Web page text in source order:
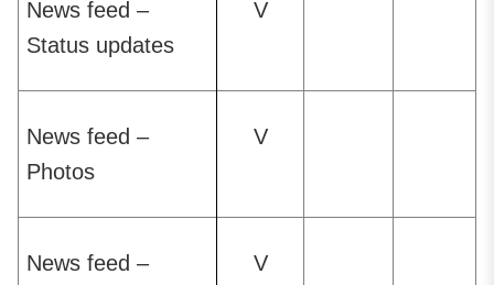
News feed –
Status updates
V
News feed –
Photos
V
News feed –
V